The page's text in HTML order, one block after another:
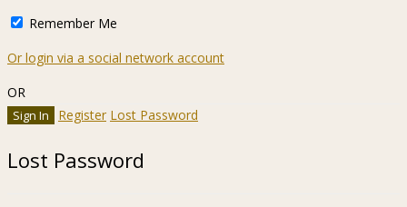
Remember Me
Or login via a social network account
OR
Register Lost Password
Lost Password